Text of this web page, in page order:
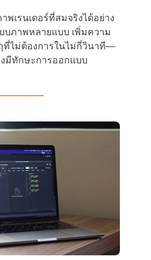
พเรนเดอร์ที่สมจริงได้อย่าง
บภาพหลายแบบ เพิ่มความ
ที่ไม่ต้องการในไม่กี่วินาที—
มีทักษะการออกแบบ